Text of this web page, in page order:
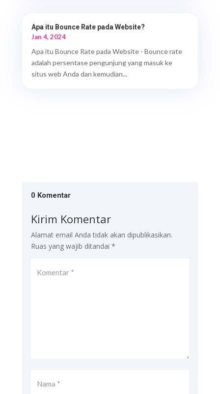
Apa itu Bounce Rate pada Website?
Jan 4, 2024
Apa itu Bounce Rate pada Website - Bounce rate
adalah persentase pengunjung yang masuk ke
situs web Anda dan kemudian...
0 Komentar
Kirim Komentar
Alamat email Anda tidak akan dipublikasikan.
Ruas yang wajib ditandai *